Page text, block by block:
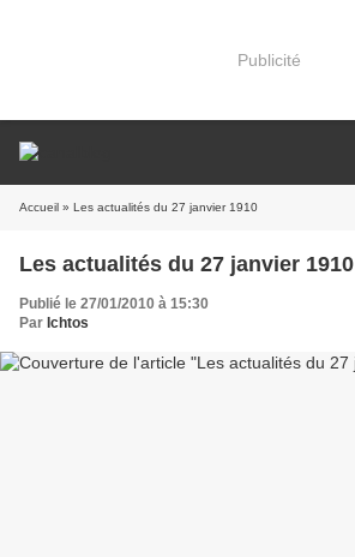
Publicité
Accueil » Les actualités du 27 janvier 1910
Les actualités du 27 janvier 1910
Publié le 27/01/2010 à 15:30
Par Ichtos